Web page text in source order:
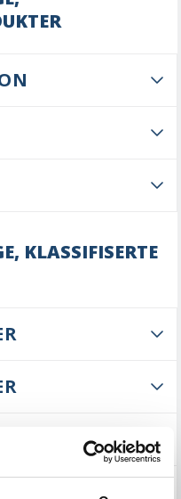
KLASSIFISERTE